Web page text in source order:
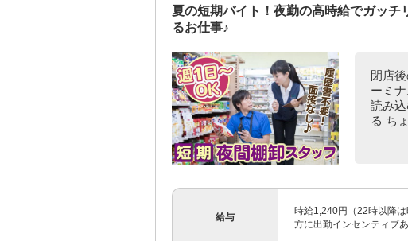
夏の短期バイト！夜勤の高時給でガッチ
るお仕事♪
閉店
ーミ
読み
る ち
給与
時給1,240円（22時以降
方に出勤インセンティブ